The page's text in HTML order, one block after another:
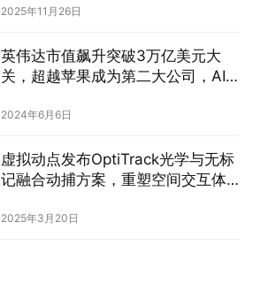
2025年11月26日
英伟达市值飙升突破3万亿美元大
关，超越苹果成为第二大公司，AI
2024年6月6日
虚拟动点发布OptiTrack光学与无标
记融合动捕方案，重塑空间交互体
2025年3月20日